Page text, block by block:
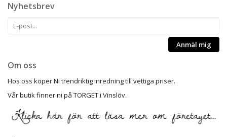
Nyhetsbrev
Anmäl mig
Om oss
Hos oss köper Ni trendriktig inredning till vettiga priser.
Vår butik finner ni på TORGET i Vinslöv.